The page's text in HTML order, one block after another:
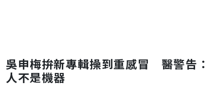
吳申梅拚新專輯操到重感冒 醫警告：
人不是機器